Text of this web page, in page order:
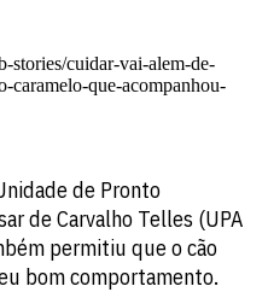
stories/cuidar-vai-alem-de-
caramelo-que-acompanhou-
de Pronto
de Carvalho Telles (UPA
permitiu que o cão
bom comportamento.